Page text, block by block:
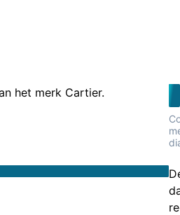
het merk Cartier.